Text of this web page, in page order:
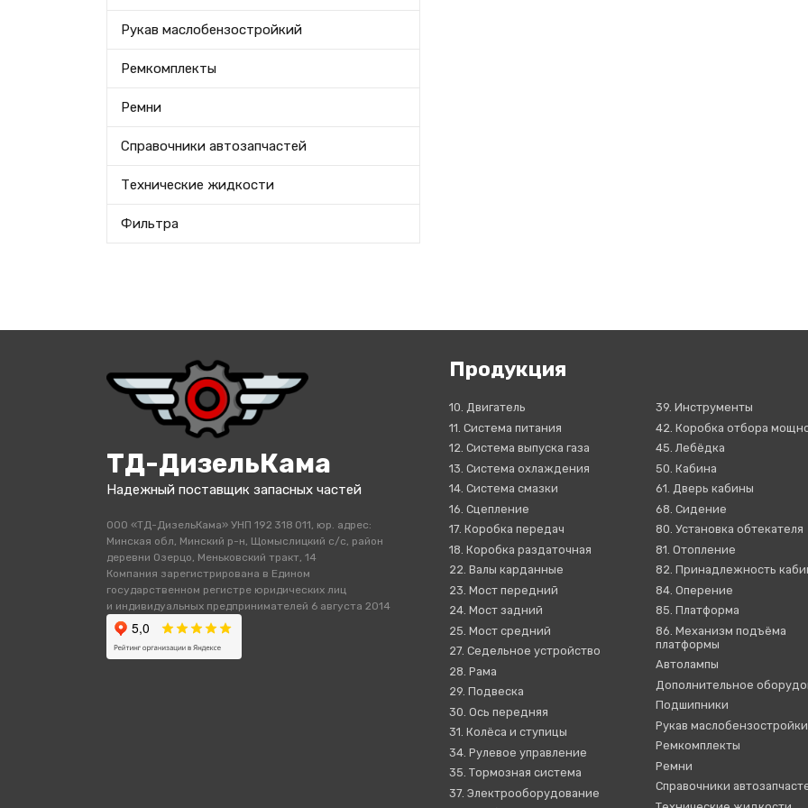
Рукав маслобензостройкий
Ремкомплекты
Ремни
Справочники автозапчастей
Технические жидкости
Фильтра
ТД-ДизельКама
Надежный поставщик запасных частей
ООО «ТД-ДизельКама» УНП 192 318 011, юр. адрес:
Минская обл, Минский р-н, Щомыслицкий с/с, район
деревни Озерцо, Меньковский тракт, 14
Компания зарегистрирована в Едином
государственном регистре юридических лиц
и индивидуальных предпринимателей 6 августа 2014
Продукция
10. Двигатель
11. Система питания
12. Система выпуска газа
13. Система охлаждения
14. Система смазки
16. Сцепление
17. Коробка передач
18. Коробка раздаточная
22. Валы карданные
23. Мост передний
24. Мост задний
25. Мост средний
27. Седельное устройство
28. Рама
29. Подвеска
30. Ось передняя
31. Колёса и ступицы
34. Рулевое управление
35. Тормозная система
37. Электрооборудование
39. Инструменты
42. Коробка отбора
45. Лебёдка
50. Кабина
61. Дверь кабины
68. Сидение
80. Установка обтекателя
81. Отопление
82. Принадлежность
84. Оперение
85. Платформа
86. Механизм подъёма
платформы
Автолампы
Дополнительное
Подшипники
Рукав
Ремкомплекты
Ремни
Справочники